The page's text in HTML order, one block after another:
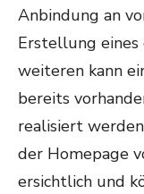
Anbindung an
Erstellung eines
weiteren kann
bereits
realisiert
der Homepage
ersichtlich und